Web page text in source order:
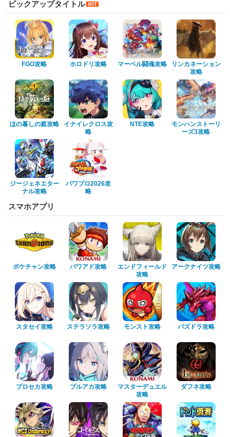
ピックアップタイトル
FGO攻略 ホロドリ攻略 マーベル闘魂攻略
リンカネーション
攻略
ほの暮しの庭攻略
イナイレクロス攻
略
NTE攻略
モンハンストーリ
ーズ3攻略
ジージェネエター
ナル攻略
パワプロ2026攻
略
スマホアプリ
ポケチャン攻略 パワアド攻略
エンドフィールド
攻略
アークナイツ攻略
スタセイ攻略 ステラソラ攻略 モンスト攻略 パズドラ攻略
プロセカ攻略 ブルアカ攻略
マスターデュエル
攻略
ダフネ攻略